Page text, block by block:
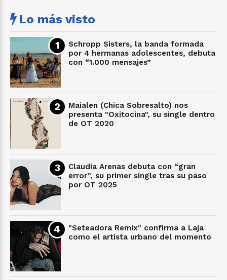
Lo más visto
Schropp Sisters, la banda formada
por 4 hermanas adolescentes, debuta
con “1.000 mensajes”
Maialen (Chica Sobresalto) nos
presenta "Oxitocina", su single dentro
de OT 2020
Claudia Arenas debuta con “gran
error”, su primer single tras su paso
por OT 2025
"Seteadora Remix" confirma a Laja
como el artista urbano del momento